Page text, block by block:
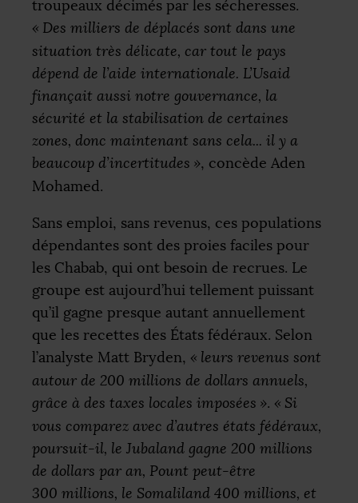
troupeaux décimés par les sécheresses.
« Des milliers de déplacés sont dans une
situation très délicate, car tout le pays
dépend de l’aide internationale. L’Usaid
finançait aussi notre gouvernance, la
sécurité et la stabilisation de certaines
zones, donc maintenant sans cela... il y a
beaucoup d’incertitudes », concède Aden
Mohamed.
Sans emploi, sans revenus, ces populations
dépendantes sont des proies faciles pour
les Chabab, qui ont besoin de recrues. Le
groupe est aujourd’hui tellement puissant
qu’il gagne presque autant annuellement
que les recettes des États fédéraux. Selon
l’analyste Matt Bryden, « leurs revenus sont
autour de 200 millions de dollars annuels,
grâce à des taxes locales imposées ». « Si
vous comparez avec d’autres états fédéraux,
poursuit-il, le Jubaland gagne 200 millions
de dollars par an, Pount peut-être
300 millions, le Somaliland 400 millions, et